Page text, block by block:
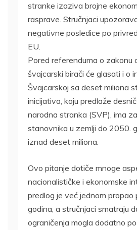
stranke izaziva brojne
rasprave. Stručnjaci
negativne posledice po
EU.
Pored referenduma o zakonu
švajcarski birači će glasati i o
Švajcarskoj sa deset miliona
inicijativa, koju predlaže
narodna stranka (SVP), ima
stanovnika u zemlji do 2050.
iznad deset miliona.
Ovo pitanje dotiče mnoge
nacionalističke i ekonomske
predlog je već jednom
godina, a stručnjaci smatraju
ograničenja mogla dodatno